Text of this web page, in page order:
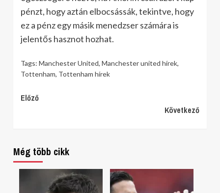
pénzt, hogy aztán elbocsássák, tekintve, hogy
ez a pénz egy másik menedzser számára is
jelentős hasznot hozhat.
Tags: Manchester United, Manchester united hírek,
Tottenham, Tottenham hírek
Continue
Előző
Következő
Még több cikk